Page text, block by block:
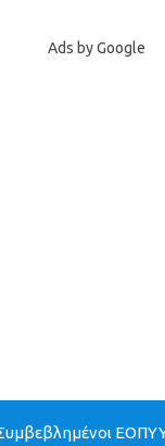
Ads by Google